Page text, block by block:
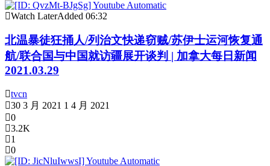
Watch LaterAdded 06:32
北温暴徒狂捅人/列治文快递窃贼/苏伊士运河恢复通
航/联合国与中国就访疆展开谈判 | 加拿大每日新闻
2021.03.29
tvcn
30 3 月 2021 1 4 月 2021
0
3.2K
1
0